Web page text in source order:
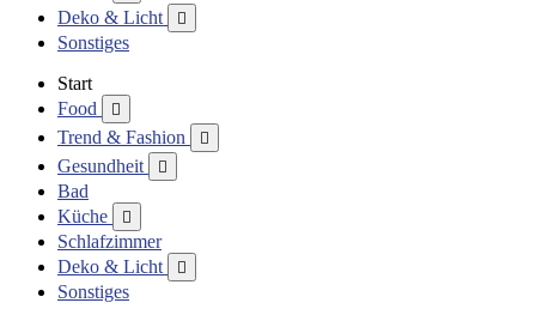
Deko & Licht 
Sonstiges
Start
Food

Trend & Fashion 
Gesundheit 
Bad
Küche

Schlafzimmer
Deko & Licht

Sonstiges